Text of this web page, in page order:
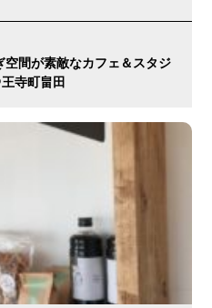
間が素敵なカフェ＆スタジ
寺町畠田